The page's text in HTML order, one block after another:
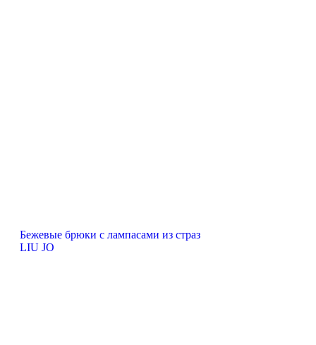
Бежевые брюки с лампасами из страз
LIU JO